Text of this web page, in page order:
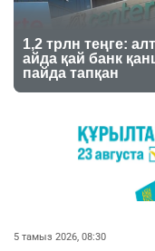
5 тамыз 2026, 08:30